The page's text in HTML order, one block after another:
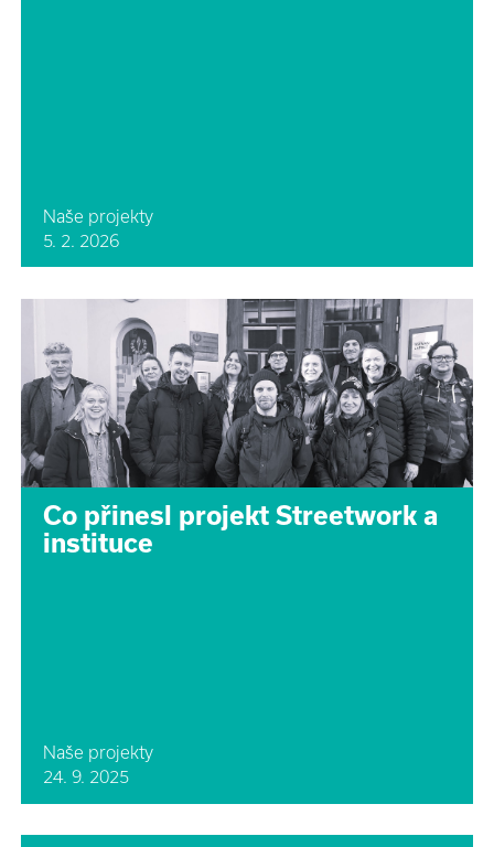
Naše projekty
5. 2. 2026
Co přinesl projekt Streetwork a
instituce
Naše projekty
24. 9. 2025